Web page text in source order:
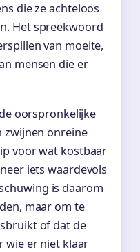
die ze achteloos
Het spreekwoord
van moeite,
mensen die er
oorspronkelijke
zwijnen onreine
voor wat kostbaar
iets waardevols
is daarom
maar om te
of dat de
wie er niet klaar